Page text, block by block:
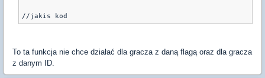
To ta funkcja nie chce działać dla gracza z daną flagą oraz dla gracza
z danym ID.